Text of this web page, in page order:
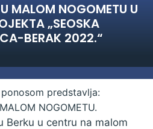
MALOM NOGOMETU U
„SEOSKA
BERAK 2022.“
ponosom predstavlja:
NOGOMETU.
Berku u centru na malom